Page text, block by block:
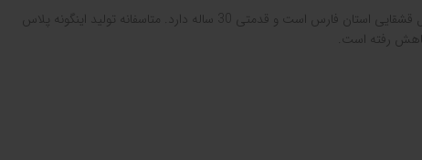
پلاس حاشیه دار حاصل هنرمندی ایل قشقایی استان فارس است و قدمتی 30 ساله دارد. متاسفانه تولید اینگونه پلاس
رفته است.